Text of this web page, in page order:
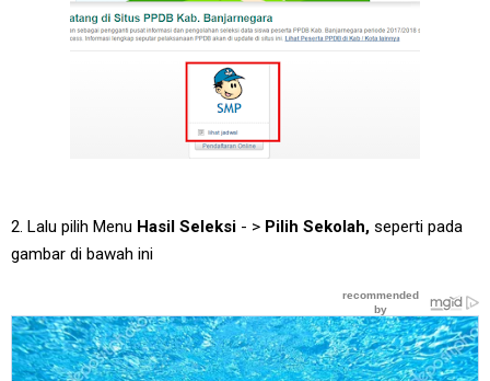
2. Lalu pilih Menu Hasil Seleksi - > Pilih Sekolah, seperti pada
gambar di bawah ini